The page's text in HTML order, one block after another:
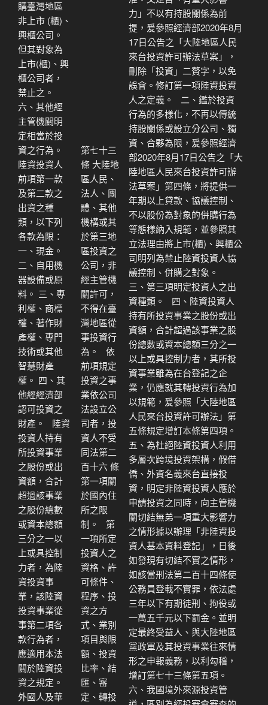
購臺灣地區
非上市 (櫃)、
興櫃公司。
但其對象為
上市(櫃)、興
櫃公司者，
禁止之。
六、其他經
主管機關明
定相當於投
資之行為。
陸資投資人
前項第一款
及第二款之
出資之種
類，以下列
各款為限：
一、現金。
二、自用機
器設備或原
料。 三、專
利權、商標
權、著作財
產權、專門
技術或其他
智慧財產
權。 四、其
他經經濟部
認可投資之
財產。 陸資
投資人持有
所投資事業
之股份或出
資額，合計
超過該事業
之股份總數
或資本總額
三分之一以
上或具控制
力者，為陸
資投資事
業，該陸資
投資事業從
事第二項各
款行為者，
應適用本法
關於陸資投
資之規定。
外國人及華
第七十三
條 大陸地
區人民、
法人、團
體、其他
機構或其
於第三地
區投資之
公司，非
經主管機
關許可，
不得在臺
灣地區從
事投資行
為。 依
前項規定
投資之事
業依公司
法設立公
司者，投
資人不受
同法第二
百十六 條
第一項關
於國內住
所之限
制。 第
一項所定
投資人之
資格、許
可條件、
程序、投
資之方
式、業別
項目與限
額、投資
比率、結
匯、審
定、轉投
力」不以有持股關係為前
提，爰參照經濟部2020年8月
17日公告之「大陸地區人民
來台投資許可辦法草案」，
刪除「投資」二贅字，以免
誤會。修訂第一項陸資投資
人之定義。 二、鑑於投資
行為的多樣化，不再以傳統
持股關係或設立分公司、獨
資、合夥為限，爰參照經濟
部2020年8月17日公告之「大
陸地區人民來台投資許可辦
法草案」第四條，將提供一
年期以上貸款、協議控制、
不以股份為對象的併購行為
等態樣納入規範，並參照其
立法理由將上市(櫃)、興櫃公
司明列為禁止陸資投資人協
議控制、併購之對象。
三、第三項明定投資人之出
資種類。 四、陸資投資人
持有所投資事業之股份或出
資額，合計超過該事業之股
份總數或資本總額三分之一
以上或具控制力者，其所投
資事業雖為在台登記之企
業，仍應就其轉投資行為加
以規範，爰參照「大陸地區
人民來台投資許可辦法」第
五條規定增訂本條第四項。
五、為杜絕陸資投資人利用
多層次跨境投資架構，假借
僑、外資名義來台直接投
資，明定非陸資投資人應於
申請投資之同時，向主管機
關切結無弟一項重大影響力
之情形據以辦理「非陸資投
資人基本資料登記」，日後
如發現有切結不實之情形，
如該當刑法第二百十四條使
公務員登載不實罪，依法處
三年以下有期徒刑、拘役或
一萬五千元以下罰金。並明
定最終受益人、與大陸地區
黨政軍及其投資事業往來情
形之申報義務，以利勾稽，
增訂第七十三條第五項。
六、我國境外來源投資管